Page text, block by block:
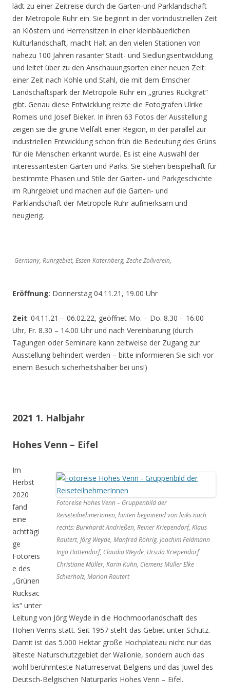
lädt zu einer Zeitreise durch die Garten-und Parklandschaft
der Metropole Ruhr ein. Sie beginnt in der vorindustriellen Zeit
an Klöstern und Herrensitzen in einer kleinbäuerlichen
Kulturlandschaft, macht Halt an den vielen Stationen von
nahezu 100 Jahren rasanter Stadt- und Siedlungsentwicklung
und leitet über zu den Anschauungsorten einer neuen Zeit:
einer Zeit nach Kohle und Stahl, die mit dem Emscher
Landschaftspark der Metropole Ruhr ein „grünes Rückgrat“
gibt. Genau diese Entwicklung reizte die Fotografen Ulrike
Romeis und Josef Bieker. In ihren 63 Fotos der Ausstellung
zeigen sie die grüne Vielfalt einer Region, in der parallel zur
industriellen Entwicklung schon früh die Bedeutung des Grüns
für die Menschen erkannt wurde. Es ist eine Auswahl der
interessantesten Gärten und Parks. Sie stehen beispielhaft für
bestimmte Phasen und Stile der Garten- und Parkgeschichte
im Ruhrgebiet und machen auf die Garten- und
Parklandschaft der Metropole Ruhr aufmerksam und
neugierig.
Germany, Ruhrgebiet, Essen-Katernberg, Zeche Zollverein,
Eröffnung: Donnerstag 04.11.21, 19.00 Uhr
Zeit: 04.11.21 – 06.02.22, geöffnet Mo. – Do. 8.30 – 16.00
Uhr, Fr. 8.30 – 14.00 Uhr und nach Vereinbarung (durch
Tagungen oder Seminare kann zeitweise der Zugang zur
Ausstellung behindert werden – bitte informieren Sie sich vor
einem Besuch sicherheitshalber bei uns!)
2021 1. Halbjahr
Hohes Venn – Eifel
Fotoreise Hohes Venn – Gruppenbild der
ReiseteilnehmerInnen, hinten beginnend von links nach
rechts: Burkhardt Andrießen, Reiner Kriependorf, Klaus
Rautert, Jörg Weyde, Manfred Röhrig, Joachim Feldmann
Ingo Hattendorf, Claudia Weyde, Ursula Kriependorf
Christiane Müller, Karin Kühn, Clemens Müller Elke
Schierholz, Marion Rautert
Im
Herbst
2020
fand
eine
achttägi
ge
Fotoreis
e des
„Grünen
Rucksac
ks“ unter
Leitung von Jörg Weyde in die Hochmoorlandschaft des
Hohen Venns statt. Seit 1957 steht das Gebiet unter Schutz.
Damit ist das 5.000 Hektar große Hochplateau nicht nur das
älteste Naturschutzgebiet der Wallonie, sondern auch das
wohl berühmteste Naturreservat Belgiens und das Juwel des
Deutsch-Belgischen Naturparks Hohes Venn – Eifel.